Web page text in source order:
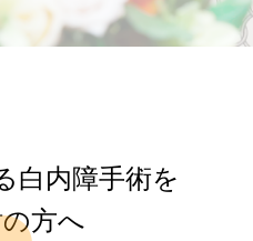
白内障手術を
方へ